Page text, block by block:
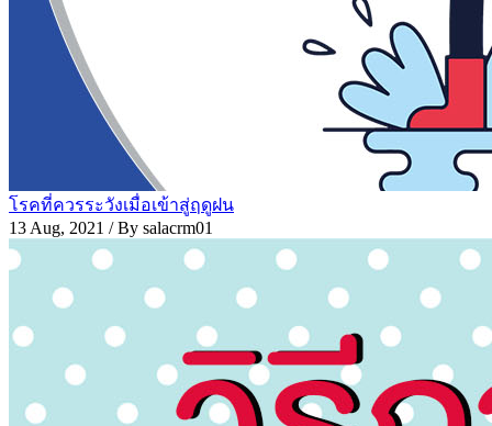
โรคที่ควรระวังเมื่อเข้าสู่ฤดูฝน
13 Aug, 2021 / By salacrm01